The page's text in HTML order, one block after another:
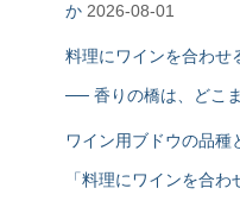
か 2026-08-01
料理にワインを合わせ
── 香りの橋は、どこ
ワイン用ブドウの品
「料理にワインを合わ